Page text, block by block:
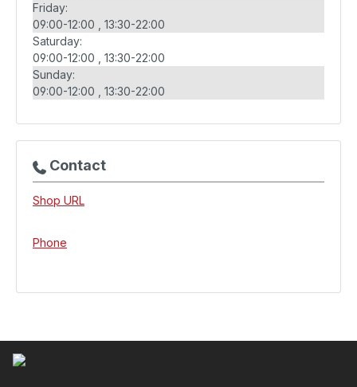
Friday:
09:00-12:00
13:30-22:00
Saturday:
09:00-12:00
13:30-22:00
Sunday:
09:00-12:00
13:30-22:00
Contact
Shop URL
Phone